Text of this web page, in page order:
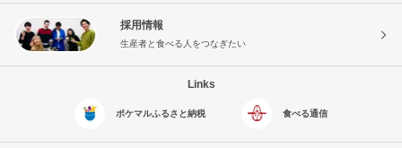
採用情報
生産者と食べる人をつなぎたい
Links
ポケマルふるさと納税 食べる通信